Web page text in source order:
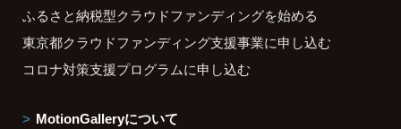
ふるさと納税型クラウドファンディングを始める
東京都クラウドファンディング支援事業に申し込む
コロナ対策支援プログラムに申し込む
MotionGalleryについて